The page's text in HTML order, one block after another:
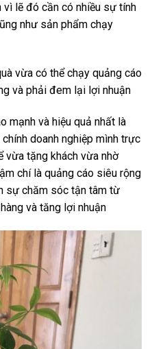
vì lẽ đó cần có nhiều sự tính
như sản phẩm chạy
vừa có thể chạy quảng cáo
và phải đem lại lợi nhuận
mạnh và hiệu quả nhất là
chính doanh nghiệp mình trực
vừa tặng khách vừa nhờ
chí là quảng cáo siêu rộng
sự chăm sóc tận tâm từ
và tăng lợi nhuận